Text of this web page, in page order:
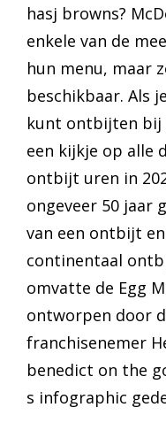
hasj browns?
enkele van de
hun menu, maar
beschikbaar. Als
kunt ontbijten bij
een kijkje op alle
ontbijt uren in
ongeveer 50 jaar
van een ontbijt
continentaal
omvatte de Egg
ontworpen door
franchisenemer
benedict on the
s infographic